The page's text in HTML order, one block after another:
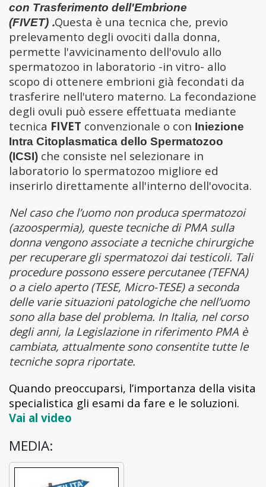
con Trasferimento dell'Embrione
(FIVET) .Questa è una tecnica che, previo
prelevamento degli ovociti dalla donna,
permette l'avvicinamento dell'ovulo allo
spermatozoo in laboratorio -in vitro- allo
scopo di ottenere embrioni già fecondati da
trasferire nell'utero materno. La fecondazione
degli ovuli può essere effettuata mediante
tecnica FIVET convenzionale o con Iniezione
Intra Citoplasmatica dello Spermatozoo
(ICSI) che consiste nel selezionare in
laboratorio lo spermatozoo migliore ed
inserirlo direttamente all'interno dell'ovocita.
Nel caso che l’uomo non produca spermatozoi
(azoospermia), queste tecniche di PMA sulla
donna vengono associate a tecniche chirurgiche
per recuperare gli spermatozoi dai testicoli. Tali
procedure possono essere percutanee (TEFNA)
o a cielo aperto (TESE, Micro-TESE) a seconda
delle varie situazioni patologiche che nell’uomo
sono alla base del problema. In Italia, nel corso
degli anni, la Legislazione in riferimento PMA è
cambiata, attualmente sono consentite tutte le
tecniche sopra riportate.
Quando preoccuparsi, l’importanza della visita
specialistica gli esami da fare e le soluzioni.
Vai al video
MEDIA: